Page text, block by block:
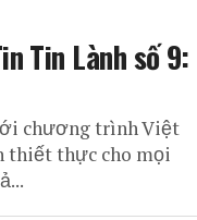
Tin Lành số 9:
chương trình Việt
thiết thực cho mọi